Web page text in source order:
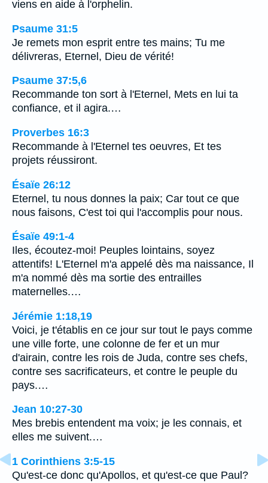
viens en aide à l'orphelin.
Psaume 31:5
Je remets mon esprit entre tes mains; Tu me
délivreras, Eternel, Dieu de vérité!
Psaume 37:5,6
Recommande ton sort à l'Eternel, Mets en lui ta
confiance, et il agira.…
Proverbes 16:3
Recommande à l'Eternel tes oeuvres, Et tes
projets réussiront.
Ésaïe 26:12
Eternel, tu nous donnes la paix; Car tout ce que
nous faisons, C'est toi qui l'accomplis pour nous.
Ésaïe 49:1-4
Iles, écoutez-moi! Peuples lointains, soyez
attentifs! L'Eternel m'a appelé dès ma naissance, Il
m'a nommé dès ma sortie des entrailles
maternelles.…
Jérémie 1:18,19
Voici, je t'établis en ce jour sur tout le pays comme
une ville forte, une colonne de fer et un mur
d'airain, contre les rois de Juda, contre ses chefs,
contre ses sacrificateurs, et contre le peuple du
pays.…
Jean 10:27-30
Mes brebis entendent ma voix; je les connais, et
elles me suivent.…
1 Corinthiens 3:5-15
Qu'est-ce donc qu'Apollos, et qu'est-ce que Paul?